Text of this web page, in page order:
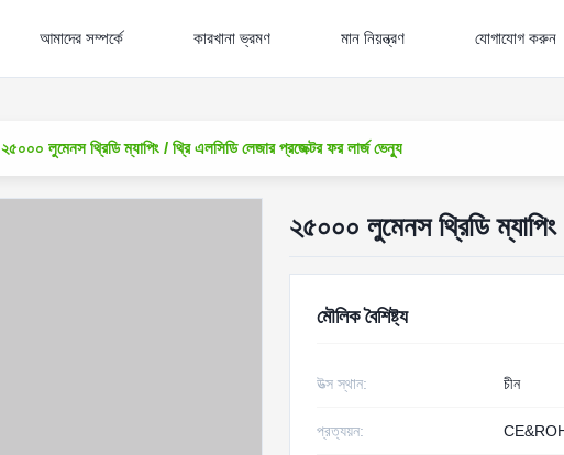
আমাদের সম্পর্কে কারখানা ভ্রমণ মান নিয়ন্ত্রণ যোগাযোগ করুন
২৫০০০ লুমেনস থ্রিডি ম্যাপিং / থ্রি এলসিডি লেজার প্রজেক্টর ফর লার্জ ভেন্যু
২৫০০০ লুমেনস থ্রিডি
মৌলিক বৈশিষ্ট্য
উত্স স্থান: চীন
প্রত্যয়ন: